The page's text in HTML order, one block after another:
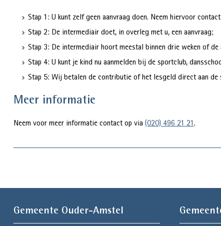
Stap 1: U kunt zelf geen aanvraag doen. Neem hiervoor
Stap 2: De intermediair doet, in overleg met u, een aanvraag;
Stap 3: De intermediair hoort meestal binnen drie weken of
Stap 4: U kunt je kind nu aanmelden bij de sportclub,
Stap 5: Wij betalen de contributie of het lesgeld direct aan
Meer informatie
Neem voor meer informatie contact op via (020) 496 21 21.
Gemeente Ouder-Amstel